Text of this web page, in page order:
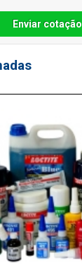
Enviar cotação